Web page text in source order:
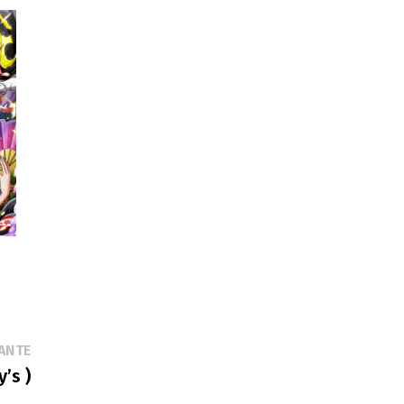
Publication
suivante :
)